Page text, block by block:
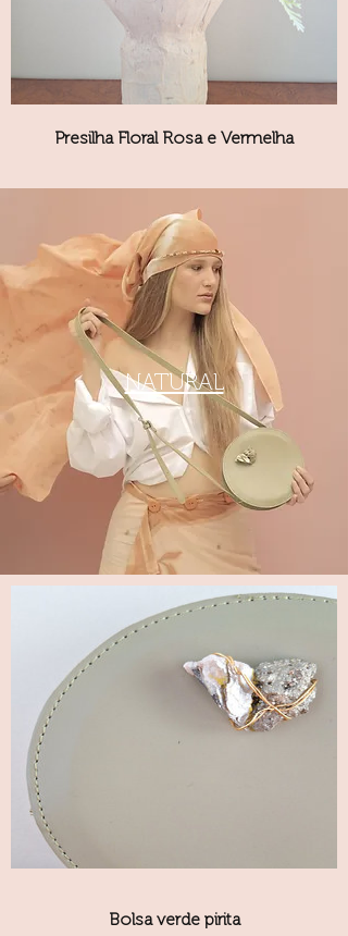
Presilha Floral Rosa e Vermelha
NATURAL
Bolsa verde pirita